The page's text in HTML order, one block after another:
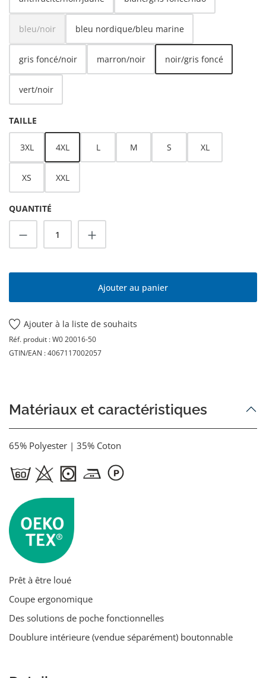
bleu/noir
(Cette option n'est pas disponible pour le moment.)
bleu nordique/bleu marine
gris foncé/noir marron/noir noir/gris foncé
vert/noir
SÉLECTIONNEZ
TAILLE
3XL 4XL L M S XL
XS XXL
QUANTITÉ
Quantité de produit : Entrez la quantité
Ajouter au panier
Ajouter à la liste de souhaits
Réf. produit :W0 20016-50
GTIN/EAN :4067117002057
Matériaux et caractéristiques
65% Polyester | 35% Coton
Prêt à être loué
Coupe ergonomique
Des solutions de poche fonctionnelles
Doublure intérieure (vendue séparément) boutonnable